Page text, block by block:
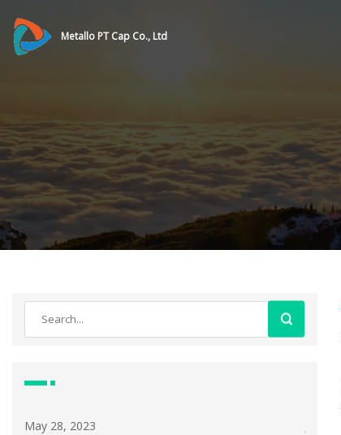
Metallo PT Cap Co., Ltd
2023